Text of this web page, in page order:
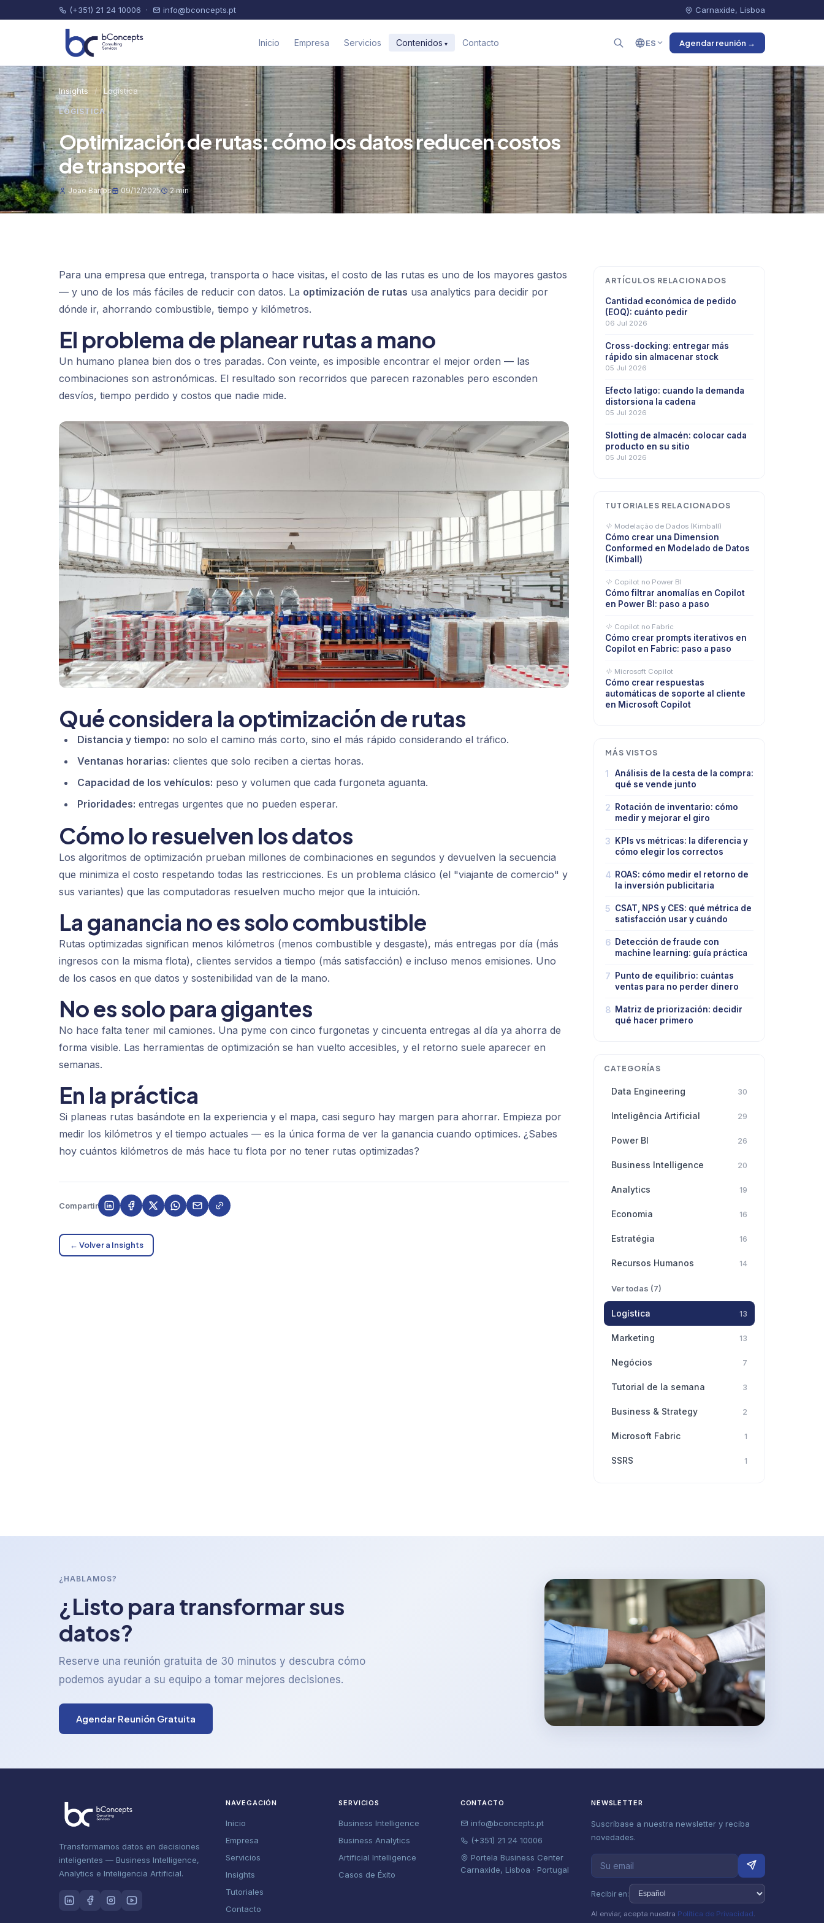
(+351) 21 24 10006 · info@bconcepts.pt Carnaxide, Lisboa
Inicio Empresa Servicios Contenidos Contacto ES Agendar reunión →
Insights / Logística
LOGÍSTICA
Optimización de rutas: cómo los datos reducen costos
de transporte
João Barros 09/12/2025 2 min
Para una empresa que entrega, transporta o hace visitas, el costo de las rutas es uno de los mayores gastos
— y uno de los más fáciles de reducir con datos. La optimización de rutas usa analytics para decidir por
dónde ir, ahorrando combustible, tiempo y kilómetros.
El problema de planear rutas a mano
Un humano planea bien dos o tres paradas. Con veinte, es imposible encontrar el mejor orden — las
combinaciones son astronómicas. El resultado son recorridos que parecen razonables pero esconden
desvíos, tiempo perdido y costos que nadie mide.
Qué considera la optimización de rutas
Distancia y tiempo: no solo el camino más corto, sino el más rápido considerando el tráfico.
Ventanas horarias: clientes que solo reciben a ciertas horas.
Capacidad de los vehículos: peso y volumen que cada furgoneta aguanta.
Prioridades: entregas urgentes que no pueden esperar.
Cómo lo resuelven los datos
Los algoritmos de optimización prueban millones de combinaciones en segundos y devuelven la secuencia
que minimiza el costo respetando todas las restricciones. Es un problema clásico (el "viajante de comercio" y
sus variantes) que las computadoras resuelven mucho mejor que la intuición.
La ganancia no es solo combustible
Rutas optimizadas significan menos kilómetros (menos combustible y desgaste), más entregas por día (más
ingresos con la misma flota), clientes servidos a tiempo (más satisfacción) e incluso menos emisiones. Uno
de los casos en que datos y sostenibilidad van de la mano.
No es solo para gigantes
No hace falta tener mil camiones. Una pyme con cinco furgonetas y cincuenta entregas al día ya ahorra de
forma visible. Las herramientas de optimización se han vuelto accesibles, y el retorno suele aparecer en
semanas.
En la práctica
Si planeas rutas basándote en la experiencia y el mapa, casi seguro hay margen para ahorrar. Empieza por
medir los kilómetros y el tiempo actuales — es la única forma de ver la ganancia cuando optimices. ¿Sabes
hoy cuántos kilómetros de más hace tu flota por no tener rutas optimizadas?
Compartir
← Volver a Insights
ARTÍCULOS RELACIONADOS
Cantidad económica de pedido
(EOQ): cuánto pedir
06 Jul 2026
Cross-docking: entregar más
rápido sin almacenar stock
05 Jul 2026
Efecto latigo: cuando la demanda
distorsiona la cadena
05 Jul 2026
Slotting de almacén: colocar cada
producto en su sitio
05 Jul 2026
TUTORIALES RELACIONADOS
Modelação de Dados (Kimball)
Cómo crear una Dimension
Conformed en Modelado de Datos
(Kimball)
Copilot no Power BI
Cómo filtrar anomalías en Copilot
en Power BI: paso a paso
Copilot no Fabric
Cómo crear prompts iterativos en
Copilot en Fabric: paso a paso
Microsoft Copilot
Cómo crear respuestas
automáticas de soporte al cliente
en Microsoft Copilot
MÁS VISTOS
1
Análisis de la cesta de la compra:
qué se vende junto
2
Rotación de inventario: cómo
medir y mejorar el giro
3
KPIs vs métricas: la diferencia y
cómo elegir los correctos
4 ROAS: cómo medir el retorno de
la inversión publicitaria
5 CSAT, NPS y CES: qué métrica de
satisfacción usar y cuándo
6 Detección de fraude con
machine learning: guía práctica
7
Punto de equilibrio: cuántas
ventas para no perder dinero
8 Matriz de priorización: decidir
qué hacer primero
CATEGORÍAS
Data Engineering 30
Inteligência Artificial 29
Power BI 26
Business Intelligence 20
Analytics 19
Economia 16
Estratégia 16
Recursos Humanos 14
Ver todas (7)
Logística 13
Marketing 13
Negócios 7
Tutorial de la semana 3
Business & Strategy 2
Microsoft Fabric 1
SSRS 1
¿HABLAMOS?
¿Listo para transformar sus
datos?
Reserve una reunión gratuita de 30 minutos y descubra cómo
podemos ayudar a su equipo a tomar mejores decisiones.
Agendar Reunión Gratuita
Transformamos datos en decisiones
inteligentes — Business Intelligence,
Analytics e Inteligencia Artificial.
NAVEGACIÓN
Inicio
Empresa
Servicios
Insights
Tutoriales
Contacto
SERVICIOS
Business Intelligence
Business Analytics
Artificial Intelligence
Casos de Éxito
CONTACTO
info@bconcepts.pt
(+351) 21 24 10006
Portela Business Center
Carnaxide, Lisboa · Portugal
NEWSLETTER
Suscríbase a nuestra newsletter y reciba
novedades.
Recibir en:
Al enviar, acepta nuestra Política de Privacidad.